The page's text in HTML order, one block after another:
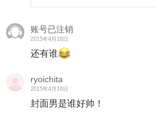
账号已注销
2015年4月16日
还有谁
ryoichita
2015年4月16日
封面男是谁好帅！